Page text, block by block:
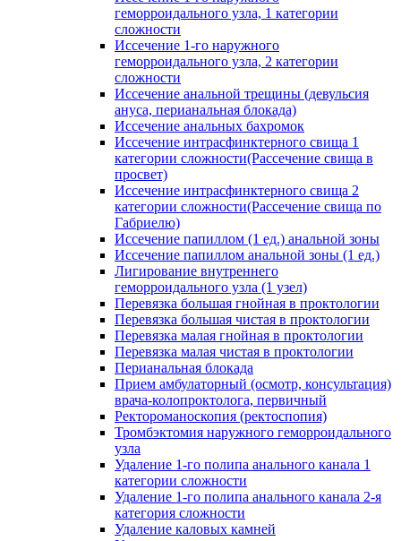
геморроидального узла, 1 категории
сложности
Иссечение 1-го наружного
геморроидального узла, 2 категории
сложности
Иссечение анальной трещины (девульсия
ануса, перианальная блокада)
Иссечение анальных бахромок
Иссечение интрасфинктерного свища 1
категории сложности(Рассечение свища в
просвет)
Иссечение интрасфинктерного свища 2
категории сложности(Рассечение свища по
Габриелю)
Иссечение папиллом (1 ед.) анальной зоны
Иссечение папиллом анальной зоны (1 ед.)
Лигирование внутреннего
геморроидального узла (1 узел)
Перевязка большая гнойная в проктологии
Перевязка большая чистая в проктологии
Перевязка малая гнойная в проктологии
Перевязка малая чистая в проктологии
Перианальная блокада
Прием амбулаторный (осмотр, консультация)
врача-колопроктолога, первичный
Ректороманоскопия (ректоспопия)
Тромбэктомия наружного геморроидального
узла
Удаление 1-го полипа анального канала 1
категории сложности
Удаление 1-го полипа анального канала 2-я
категория сложности
Удаление каловых камней